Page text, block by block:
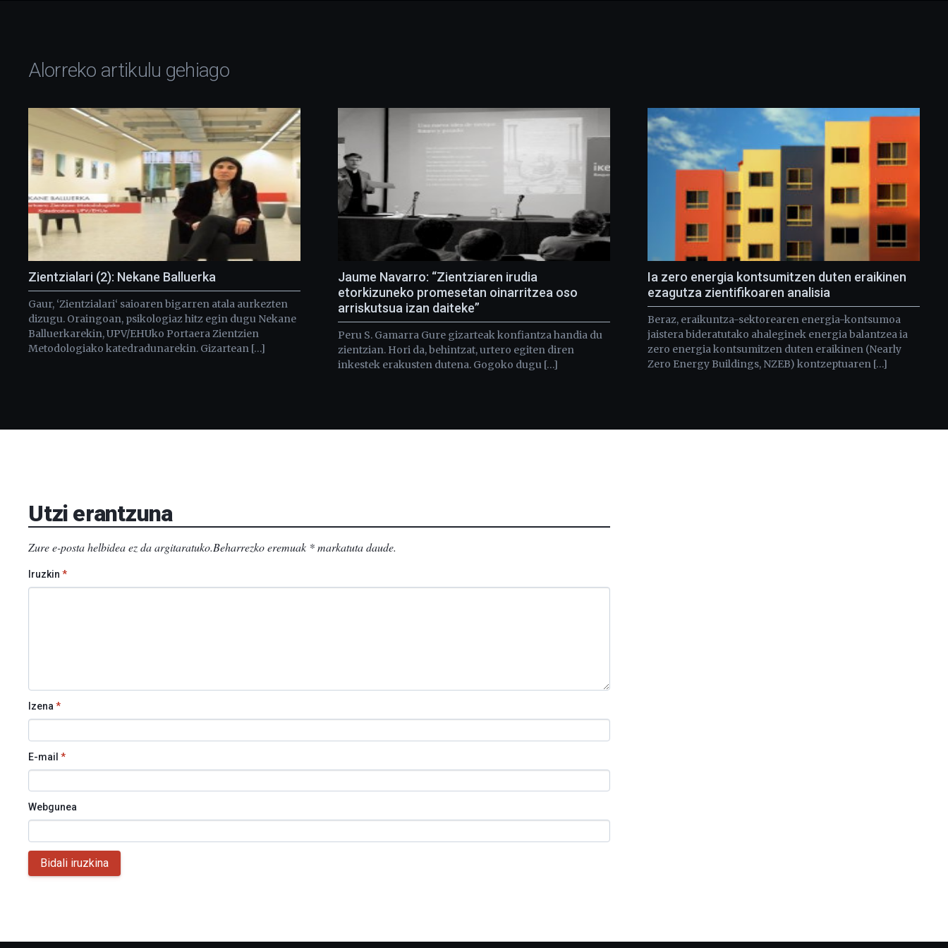
Alorreko artikulu gehiago
Zientzialari (2): Nekane Balluerka
Gaur, ‘Zientzialari‘ saioaren bigarren atala aurkezten
dizugu. Oraingoan, psikologiaz hitz egin dugu Nekane
Balluerkarekin, UPV/EHUko Portaera Zientzien
Metodologiako katedradunarekin. Gizartean […]
Jaume Navarro: “Zientziaren irudia
etorkizuneko promesetan oinarritzea oso
arriskutsua izan daiteke”
Peru S. Gamarra Gure gizarteak konfiantza handia du
zientzian. Hori da, behintzat, urtero egiten diren
inkestek erakusten dutena. Gogoko dugu […]
Ia zero energia kontsumitzen duten eraikinen
ezagutza zientifikoaren analisia
Beraz, eraikuntza-sektorearen energia-kontsumoa
jaistera bideratutako ahaleginek energia balantzea ia
zero energia kontsumitzen duten eraikinen (Nearly
Zero Energy Buildings, NZEB) kontzeptuaren […]
Utzi erantzuna
Zure e-posta helbidea ez da argitaratuko.Beharrezko eremuak *markatuta daude.
Iruzkin*
Izena*
E-mail*
Webgunea
Bidali iruzkina